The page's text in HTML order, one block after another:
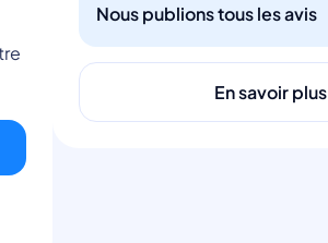
Nous publions tous les avis
En savoir plus